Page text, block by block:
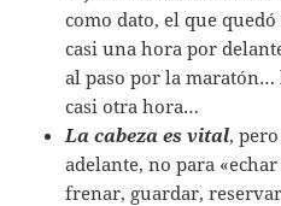
como dato, el que
casi una hora por
al paso por la
casi otra hora…
La cabeza es vital,
adelante, no para
frenar, guardar,